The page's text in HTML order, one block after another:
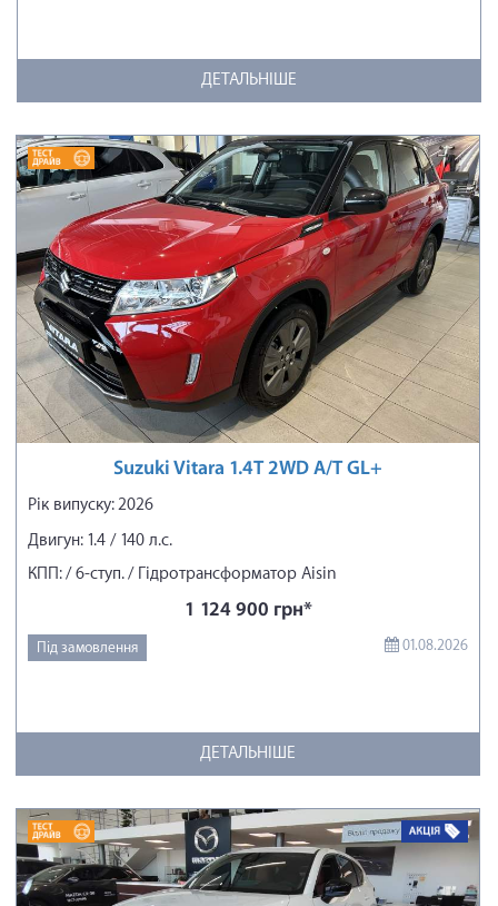
ДЕТАЛЬНІШЕ
Suzuki Vitara 1.4T 2WD A/T GL+
Рік випуску: 2026
Двигун: 1.4 / 140 л.с.
КПП: / 6-ступ. / Гідротрансформатор Aisin
1 124 900 грн*
Під замовлення 01.08.2026
ДЕТАЛЬНІШЕ